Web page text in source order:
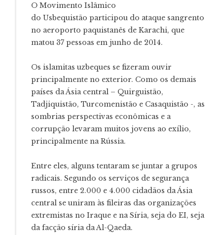
O Movimento Islâmico
do Usbequistão participou do ataque sangrento
no aeroporto paquistanês de Karachi, que
matou 37 pessoas em junho de 2014.
Os islamitas uzbeques se fizeram ouvir
principalmente no exterior. Como os demais
países da Ásia central – Quirguistão,
Tadjiquistão, Turcomenistão e Casaquistão -, as
sombrias perspectivas econômicas e a
corrupção levaram muitos jovens ao exílio,
principalmente na Rússia.
Entre eles, alguns tentaram se juntar a grupos
radicais. Segundo os serviços de segurança
russos, entre 2.000 e 4.000 cidadãos da Ásia
central se uniram às fileiras das organizações
extremistas no Iraque e na Síria, seja do EI, seja
da facção síria da Al-Qaeda.